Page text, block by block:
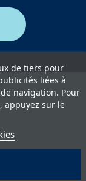
l'histoire de la
des conflits.
:
de tiers pour
liées à
navigation. Pour
appuyez sur le